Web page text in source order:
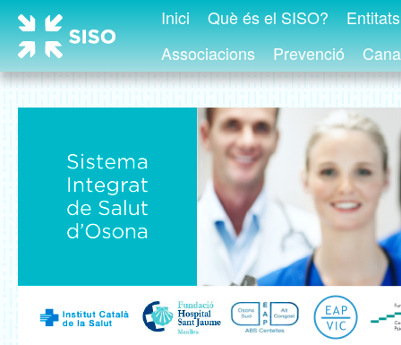
Inici Què és el SISO?
Associacions
Prevenció